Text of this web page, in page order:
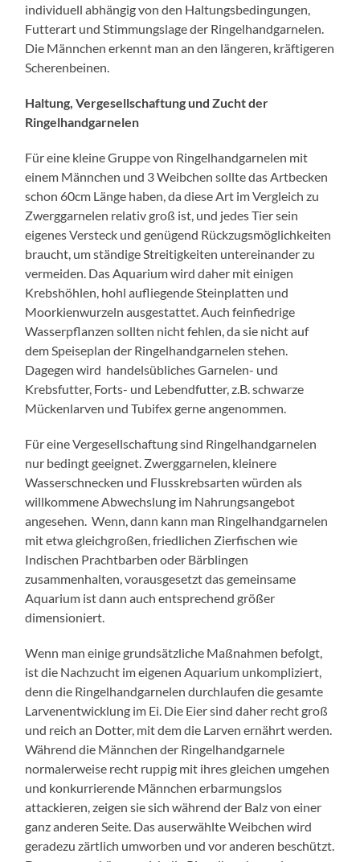
individuell abhängig von den Haltungsbedingungen,
Futterart und Stimmungslage der Ringelhandgarnelen.
Die Männchen erkennt man an den längeren, kräftigeren
Scherenbeinen.
Haltung, Vergesellschaftung und Zucht der
Ringelhandgarnelen
Für eine kleine Gruppe von Ringelhandgarnelen mit
einem Männchen und 3 Weibchen sollte das Artbecken
schon 60cm Länge haben, da diese Art im Vergleich zu
Zwerggarnelen relativ groß ist, und jedes Tier sein
eigenes Versteck und genügend Rückzugsmöglichkeiten
braucht, um ständige Streitigkeiten untereinander zu
vermeiden. Das Aquarium wird daher mit einigen
Krebshöhlen, hohl aufliegende Steinplatten und
Moorkienwurzeln ausgestattet. Auch feinfiedrige
Wasserpflanzen sollten nicht fehlen, da sie nicht auf
dem Speiseplan der Ringelhandgarnelen stehen.
Dagegen wird handelsübliches Garnelen- und
Krebsfutter, Forts- und Lebendfutter, z.B. schwarze
Mückenlarven und Tubifex gerne angenommen.
Für eine Vergesellschaftung sind Ringelhandgarnelen
nur bedingt geeignet. Zwerggarnelen, kleinere
Wasserschnecken und Flusskrebsarten würden als
willkommene Abwechslung im Nahrungsangebot
angesehen. Wenn, dann kann man Ringelhandgarnelen
mit etwa gleichgroßen, friedlichen Zierfischen wie
Indischen Prachtbarben oder Bärblingen
zusammenhalten, vorausgesetzt das gemeinsame
Aquarium ist dann auch entsprechend größer
dimensioniert.
Wenn man einige grundsätzliche Maßnahmen befolgt,
ist die Nachzucht im eigenen Aquarium unkompliziert,
denn die Ringelhandgarnelen durchlaufen die gesamte
Larvenentwicklung im Ei. Die Eier sind daher recht groß
und reich an Dotter, mit dem die Larven ernährt werden.
Während die Männchen der Ringelhandgarnele
normalerweise recht ruppig mit ihres gleichen umgehen
und konkurrierende Männchen erbarmungslos
attackieren, zeigen sie sich während der Balz von einer
ganz anderen Seite. Das auserwählte Weibchen wird
geradezu zärtlich umworben und vor anderen beschützt.